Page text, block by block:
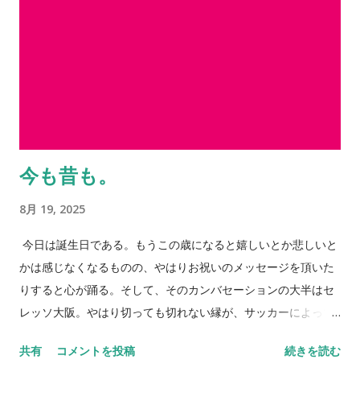
今も昔も。
8月 19, 2025
今日は誕生日である。もうこの歳になると嬉しいとか悲しいと
かは感じなくなるものの、やはりお祝いのメッセージを頂いた
りすると心が踊る。そして、そのカンバセーションの大半はセ
レッソ大阪。やはり切っても切れない縁が、サッカーによって
てはいるものの、それでも多くのところも顔を出したいと思う
共有 コメントを投稿 続きを読む